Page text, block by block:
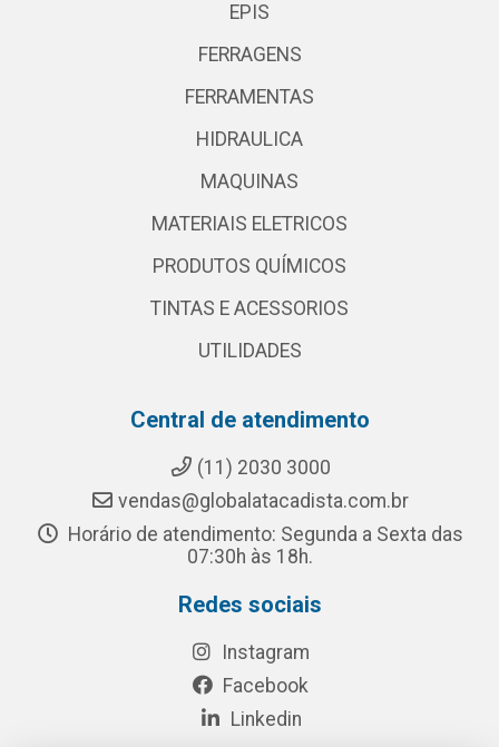
EPIS
FERRAGENS
FERRAMENTAS
HIDRAULICA
MAQUINAS
MATERIAIS ELETRICOS
PRODUTOS QUÍMICOS
TINTAS E ACESSORIOS
UTILIDADES
Central de atendimento
(11) 2030 3000
vendas@globalatacadista.com.br
Horário de atendimento: Segunda a Sexta das
07:30h às 18h.
Redes sociais
Instagram
Facebook
Linkedin